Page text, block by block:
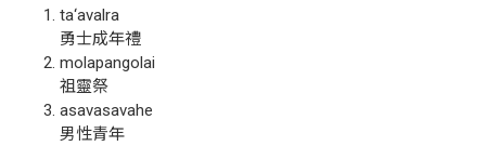
ta‘avalra
勇士成年禮
molapangolai
祖靈祭
asavasavahe
男性青年